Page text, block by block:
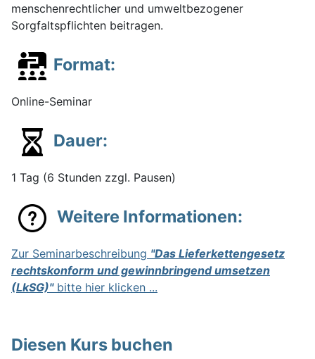
menschenrechtlicher und umweltbezogener
Sorgfaltspflichten beitragen.
Format:
Online-Seminar
Dauer:
1 Tag (6 Stunden zzgl. Pausen)
Weitere Informationen:
Zur Seminarbeschreibung "Das Lieferkettengesetz
rechtskonform und gewinnbringend umsetzen
(LkSG)"bitte hier klicken ...
Diesen Kurs buchen